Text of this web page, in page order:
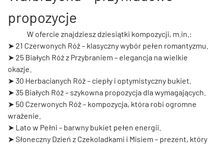
propozycje
W ofercie znajdziesz dziesiątki kompozycji, m.in.:
➤ 21 Czerwonych Róż– klasyczny wybór pełen romantyzmu.
➤ 25 Białych Róż z Przybraniem – elegancja na wielkie
okazje.
➤ 30 Herbacianych Róż– ciepły i optymistyczny bukiet.
➤ 35 Białych Róż– szykowna propozycja dla wymagających.
➤ 50 Czerwonych Róż– kompozycja, która robi ogromne
wrażenie.
➤ Lato w Pełni – barwny bukiet pełen energii.
➤ Słoneczny Dzień z Czekoladkami i Misiem – prezent, który